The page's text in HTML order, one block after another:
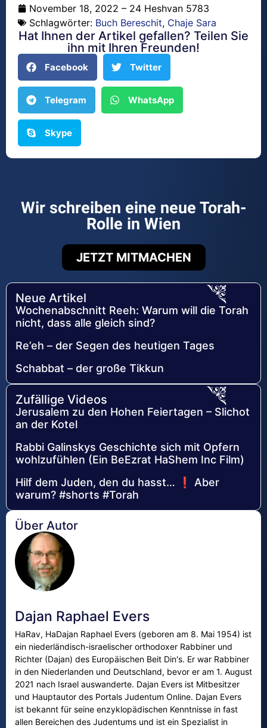
November 18, 2022 – 24 Heshvan 5783
Schlagwörter: Buch Bereschit, Chaje Sara
Hat Ihnen der Artikel gefallen? Teilen Sie
ihn mit Ihren Freunden!
Facebook Twitter
Telegram WhatsApp
Skype
Wir schreiben eine neue Torah-
Rolle in Wien
JETZT MITMACHEN
Neue Artikel
Wochenabschnitt Reeh: Warum will die Torah
nicht, dass alle gleich sind?
Re’eh – der Segen des heutigen Tages
Schabbat – der große Tikkun
Zufällige Videos
Jerusalem zu den Hohen Feiertagen – Slichot
an der Kotel
Rabbi Galinskys Geschichte sich mit Opfern
wohlzufühlen (Ein BeEzrat HaShem Inc Film)
Hilf dem Juden, den du hasst… ❗ Aber
warum? #shorts #Torah
Über Autor
Dajan Raphael Evers
HaRav, HaDajan Raphael Evers (geboren am 8. Mai 1954) ist
ein niederländisch-israelischer orthodoxer Rabbiner und
Richter (Dajan) des Europäischen Beit Din's. Er war Rabbiner
in den Niederlanden und Deutschland, bevor er am 1. August
2021 nach Israel auswanderte. Dajan Evers ist Mitbesitzer
und Hauptautor des Portals Judentum Online. Dajan Evers
ist bekannt für seine enzyklopädischen Kenntnisse in fast
allen Bereichen des Judentums und ist ein Spezialist in